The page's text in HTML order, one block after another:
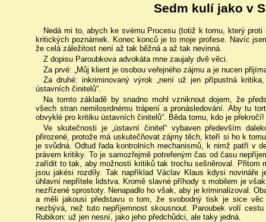
Sedm kulí jako v
Nedá mi to, abych ke svému Procesu (totiž k tomu, který
kritických poznámek. Konec konců je to moje profese. Navíc
že celá záležitost není až tak běžná a až tak nevinná.
Z dopisu Paroubkova advokáta mne zaujaly dvě věci.
Za prvé: „Můj klient je osobou veřejného zájmu a je nucen
Za druhé: inkriminovaný výrok „není už jen přípustná
ústavních činitelů“.
Na tomto základě by snadno mohl vzniknout dojem, že
všech stran nemilosrdnému trápení a pronásledování. Aby tu
obvyklé pro kritiku ústavních činitelů“. Běda tomu, kdo je překročí!
Ve skutečnosti je „ústavní činitel“ vybaven především
přirozené, protože má uskutečňovat zájmy těch, kteří si ho k
je svůdná. Odtud řada kontrolních mechanismů, k nimž patří v
právem kritiky. To je samozřejmě potrefeným čas od času
zařídit to tak, aby možnosti kritiků tak trochu sešněroval.
jsou jakési rozdíly. Tak například Václav Klaus kdysi novináře
úhlavní nepřítele lidstva. Kromě slavné příhody s mobilem je
nezřízené sprostoty. Nenapadlo ho však, aby je kriminalizoval.
a měli jakousi představu o tom, že svobodný tisk je sice
nezbývá, než tuto nepříjemnost skousnout. Paroubek volí
Rubikon: už jen nesní, jako jeho předchůdci, ale taky jedná.